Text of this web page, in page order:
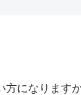
になります